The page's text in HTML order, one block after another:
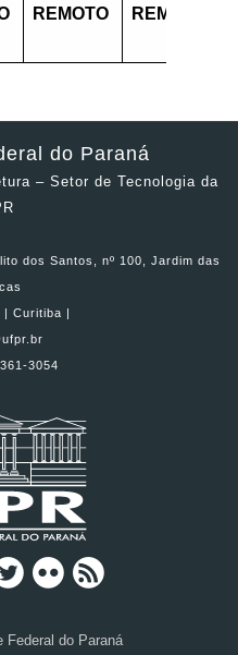
REMOTO REMOTO
do Paraná
– Setor de Tecnologia da
dos Santos, nº 100, Jardim das
| Curitiba |
3054
Federal do Paraná